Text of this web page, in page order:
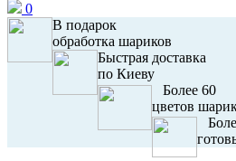
0
В подарок
обработка шариков
Быстрая доставка
по Киеву
Более 60
цветов